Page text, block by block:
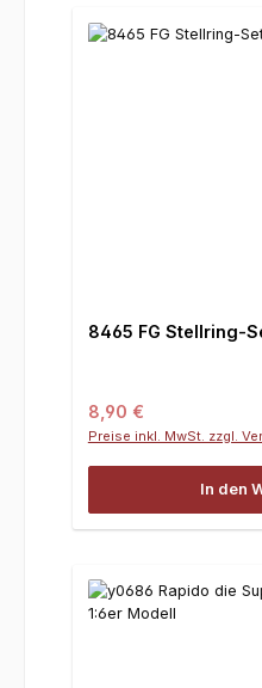
8465 FG Stellring-
Regulärer Preis:
8,90 €
Preise inkl. MwSt. zzgl.
In den